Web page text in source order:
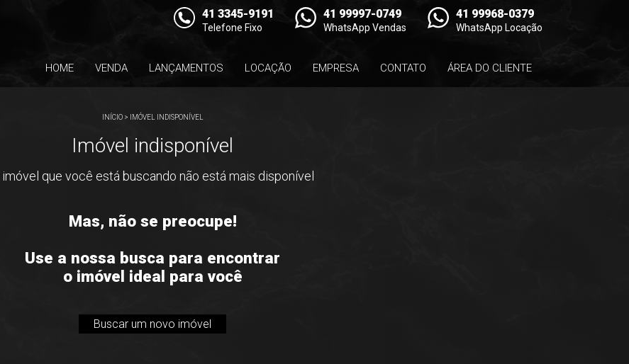
41 3345-9191
Telefone Fixo
41 99997-0749
WhatsApp Vendas
41 99968-0379
WhatsApp Locação
HOME VENDA LANÇAMENTOS LOCAÇÃO EMPRESA CONTATO ÁREA DO CLIENTE
INÍCIO> IMÓVEL INDISPONÍVEL
Imóvel indisponível
imóvel que você está buscando não está mais disponível
Mas, não se preocupe!
Use a nossa busca para encontrar
o imóvel ideal para você
Buscar um novo imóvel